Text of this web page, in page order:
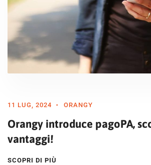
11 LUG, 2024 ORANGY
Orangy introduce pagoPA,
vantaggi!
SCOPRI DI PIÙ